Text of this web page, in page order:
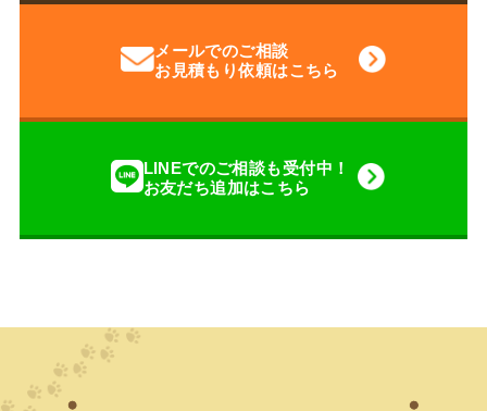
メールでのご相談
お見積もり依頼はこちら
LINEでのご相談も受付中！
お友だち追加はこちら